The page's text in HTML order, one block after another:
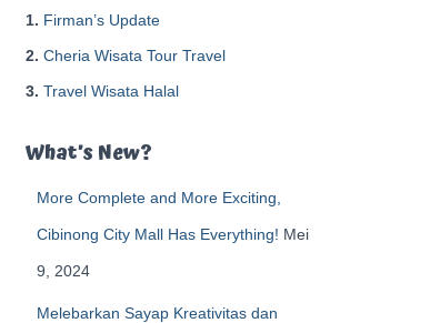
1. Firman’s Update
2. Cheria Wisata Tour Travel
3. Travel Wisata Halal
What’s New?
More Complete and More Exciting,
Cibinong City Mall Has Everything! Mei
9, 2024
Melebarkan Sayap Kreativitas dan